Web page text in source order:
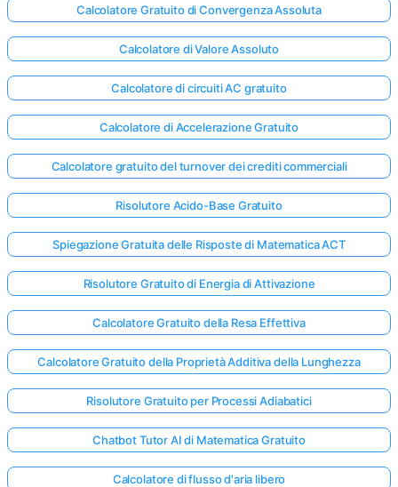
Calcolatore Gratuito di Convergenza Assoluta
Calcolatore di Valore Assoluto
Calcolatore di circuiti AC gratuito
Calcolatore di Accelerazione Gratuito
Calcolatore gratuito del turnover dei crediti commerciali
Risolutore Acido-Base Gratuito
Spiegazione Gratuita delle Risposte di Matematica ACT
Risolutore Gratuito di Energia di Attivazione
Calcolatore Gratuito della Resa Effettiva
Calcolatore Gratuito della Proprietà Additiva della Lunghezza
Risolutore Gratuito per Processi Adiabatici
Chatbot Tutor AI di Matematica Gratuito
Calcolatore di flusso d'aria libero